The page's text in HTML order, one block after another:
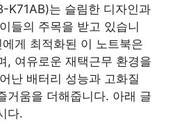
K71AB)는 슬림한 디자인과
들의 주목을 받고 있습니
게 최적화된 이 노트북은
, 여유로운 재택근무 환경을
난 배터리 성능과 고화질
거움을 더해줍니다. 아래 글
다.